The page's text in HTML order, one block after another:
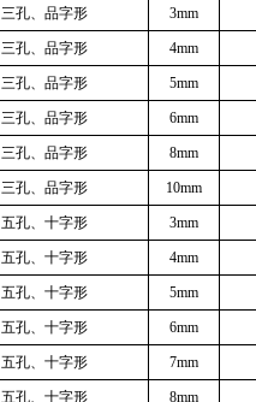
三孔、品字形 3mm
三孔、品字形 4mm
三孔、品字形 5mm
三孔、品字形 6mm
三孔、品字形 8mm
三孔、品字形 10mm
五孔、十字形 3mm
五孔、十字形 4mm
五孔、十字形 5mm
五孔、十字形 6mm
五孔、十字形 7mm
五孔、十字形 8mm